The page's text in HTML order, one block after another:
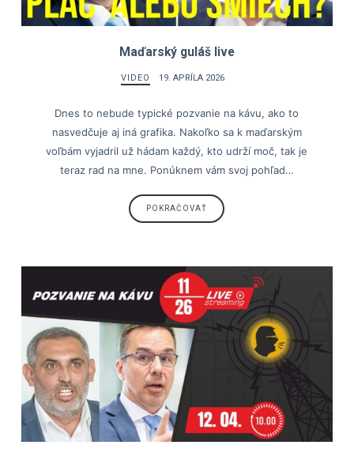
Maďarský guláš live
VIDEO 19. APRÍLA 2026
Dnes to nebude typické pozvanie na kávu, ako to
nasvedčuje aj iná grafika. Nakoľko sa k maďarským
voľbám vyjadril už hádam každý, kto udrží moč, tak je
teraz rad na mne. Ponúknem vám svoj pohľad…
POKRAČOVAŤ